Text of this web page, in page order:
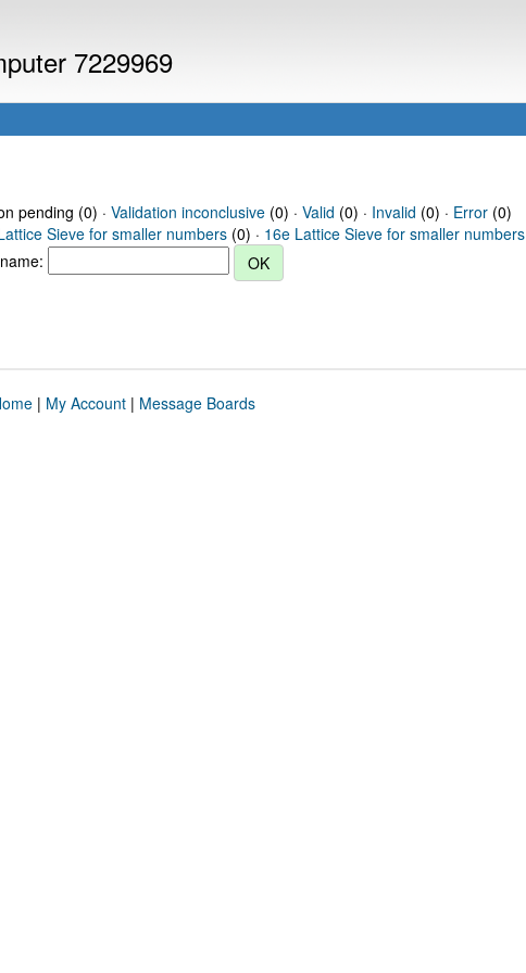
7229969
pending (0) · Validation inconclusive(0) · Valid (0) · Invalid (0) · Error(0)
Sieve for smaller numbers (0) · 16e Lattice Sieve for smaller numbers
| My Account| Message Boards